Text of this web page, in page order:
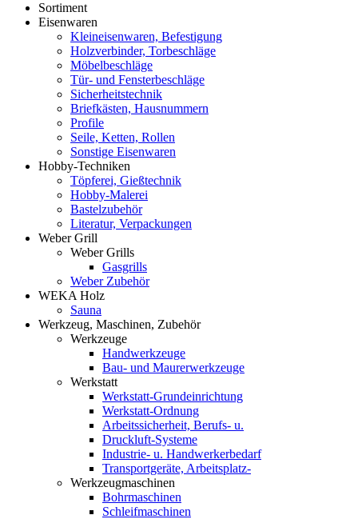
Sortiment
Eisenwaren
Kleineisenwaren, Befestigung
Holzverbinder, Torbeschläge
Möbelbeschläge
Tür- und Fensterbeschläge
Sicherheitstechnik
Briefkästen, Hausnummern
Profile
Seile, Ketten, Rollen
Sonstige Eisenwaren
Hobby-Techniken
Töpferei, Gießtechnik
Hobby-Malerei
Bastelzubehör
Literatur, Verpackungen
Weber Grill
Weber Grills
Gasgrills
Weber Zubehör
WEKA Holz
Sauna
Werkzeug, Maschinen, Zubehör
Werkzeuge
Handwerkzeuge
Bau- und Maurerwerkzeuge
Werkstatt
Werkstatt-Grundeinrichtung
Werkstatt-Ordnung
Arbeitssicherheit, Berufs- u.
Druckluft-Systeme
Industrie- u. Handwerkerbedarf
Transportgeräte, Arbeitsplatz-
Werkzeugmaschinen
Bohrmaschinen
Schleifmaschinen